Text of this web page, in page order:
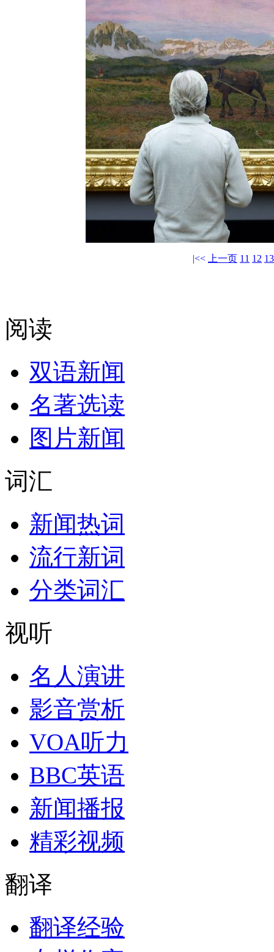
|<< 上一页 11 12 13
阅读
双语新闻
名著选读
图片新闻
词汇
新闻热词
流行新词
分类词汇
视听
名人演讲
影音赏析
VOA听力
BBC英语
新闻播报
精彩视频
翻译
翻译经验